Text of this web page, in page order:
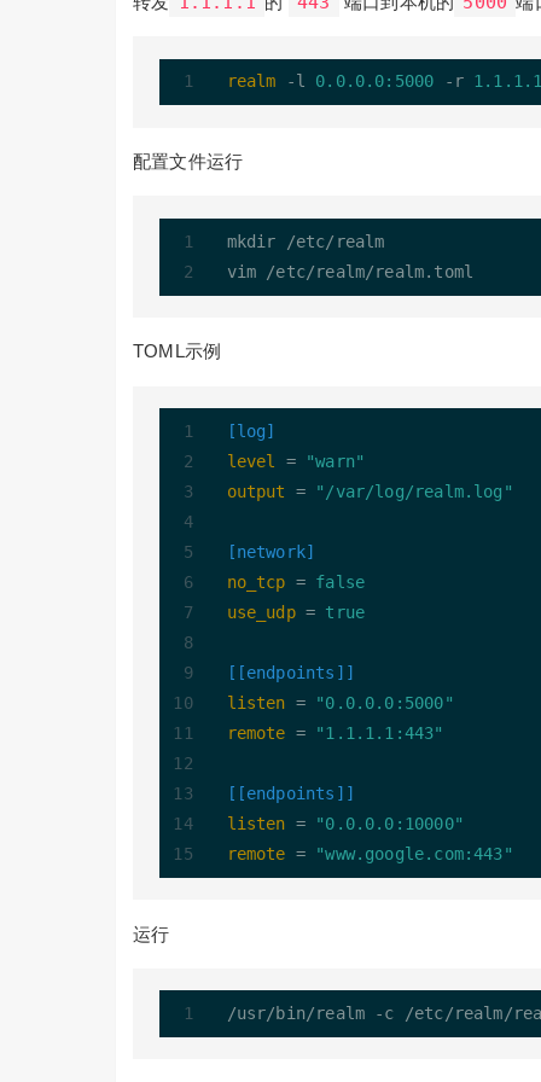
realm -l 0.0.0.0:5000 -r
配置文件运行
mkdir /etc/ realm
vim
/etc/realm/
TOML示例
[log]
level
=
"warn"
output
= "/var/log/realm.log"
[network]
no_tcp = false
use_udp = true
[[endpoints]]
listen =
"0.0.0.0:5000"
remote = "1.1.1.1:443"
[[endpoints]]
listen =
"0.0.0.0:10000"
remote = "www.google.com:443"
运行
/usr/bin/realm -c /etc/realm/